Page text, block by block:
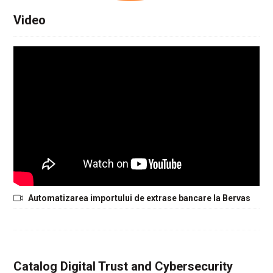
Video
Automatizarea importului de extrase bancare la Bervas
Catalog Digital Trust and Cybersecurity